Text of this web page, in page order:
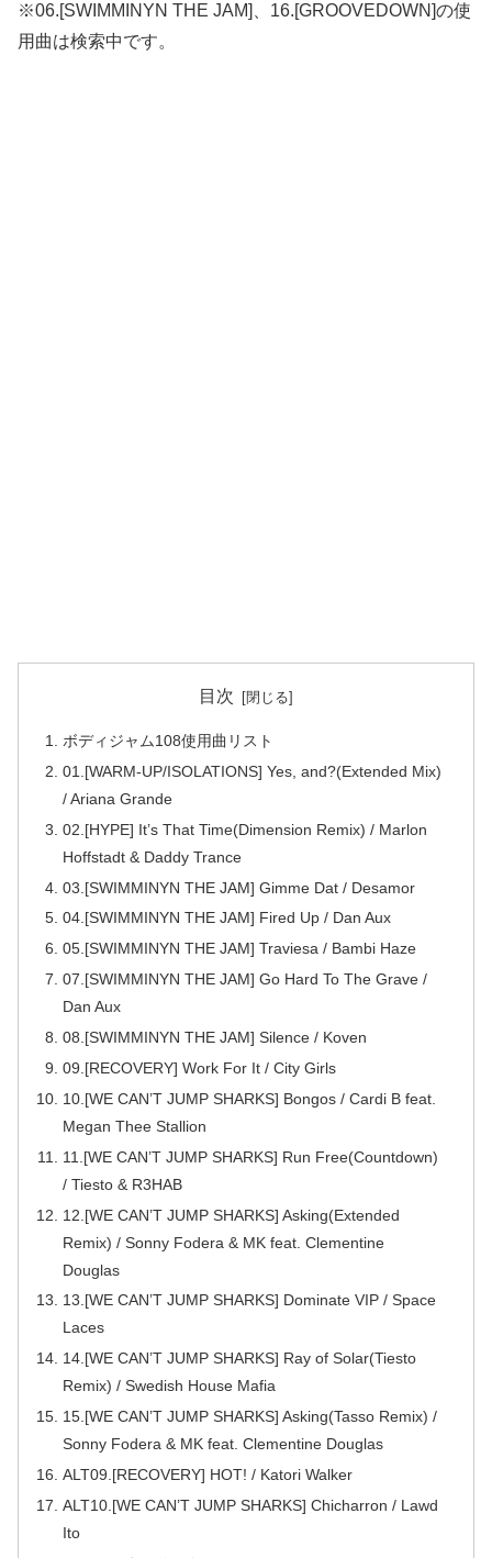
※06.[SWIMMINYN THE JAM]、16.[GROOVEDOWN]の使
用曲は検索中です。
目次
ボディジャム108使用曲リスト
01.[WARM-UP/ISOLATIONS] Yes, and?(Extended Mix)
/ Ariana Grande
02.[HYPE] It’s That Time(Dimension Remix) / Marlon
Hoffstadt & Daddy Trance
03.[SWIMMINYN THE JAM] Gimme Dat / Desamor
04.[SWIMMINYN THE JAM] Fired Up / Dan Aux
05.[SWIMMINYN THE JAM] Traviesa / Bambi Haze
07.[SWIMMINYN THE JAM] Go Hard To The Grave /
Dan Aux
08.[SWIMMINYN THE JAM] Silence / Koven
09.[RECOVERY] Work For It / City Girls
10.[WE CAN’T JUMP SHARKS] Bongos / Cardi B feat.
Megan Thee Stallion
11.[WE CAN’T JUMP SHARKS] Run Free(Countdown)
/ Tiesto & R3HAB
12.[WE CAN’T JUMP SHARKS] Asking(Extended
Remix) / Sonny Fodera & MK feat. Clementine
Douglas
13.[WE CAN’T JUMP SHARKS] Dominate VIP / Space
Laces
14.[WE CAN’T JUMP SHARKS] Ray of Solar(Tiesto
Remix) / Swedish House Mafia
15.[WE CAN’T JUMP SHARKS] Asking(Tasso Remix) /
Sonny Fodera & MK feat. Clementine Douglas
ALT09.[RECOVERY] HOT! / Katori Walker
ALT10.[WE CAN’T JUMP SHARKS] Chicharron / Lawd
Ito